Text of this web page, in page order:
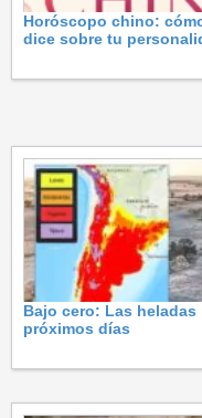
Horóscopo chino:
dice sobre tu
Bajo cero: Las
próximos días